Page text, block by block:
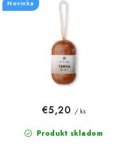
Novinka
Produkt skladom
€5,20 / ks